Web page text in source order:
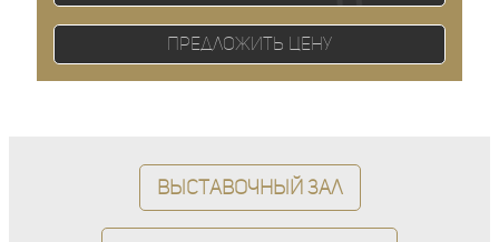
Предложить цену
Выставочный зал